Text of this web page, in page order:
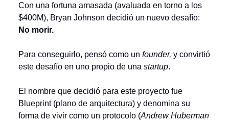
Con una fortuna amasada (avaluada en torno a los
$400M), Bryan Johnson decidió un nuevo desafío:
No morir.
Para conseguirlo, pensó como un founder, y convirtió
este desafío en uno propio de una startup.
El nombre que decidió para este proyecto fue
Blueprint (plano de arquitectura) y denomina su
forma de vivir como un protocolo (Andrew Huberman